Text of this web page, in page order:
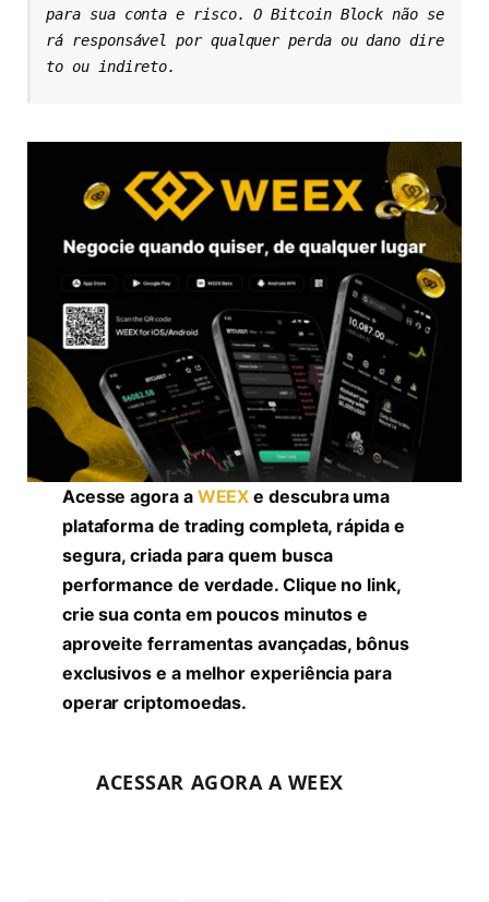
para sua conta e risco. O Bitcoin Block não se
rá responsável por qualquer perda ou dano dire
to ou indireto.
Acesse agora a WEEX e descubra uma
plataforma de trading completa, rápida e
segura, criada para quem busca
performance de verdade. Clique no link,
crie sua conta em poucos minutos e
aproveite ferramentas avançadas, bônus
exclusivos e a melhor experiência para
operar criptomoedas.
ACESSAR AGORA A WEEX